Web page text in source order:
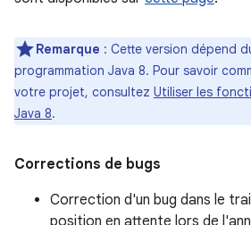
Remarque : Cette version dépend
programmation Java 8. Pour savoir
votre projet, consultez Utiliser les
Java 8.
Corrections de bugs
Correction d'un bug dans le
position en attente lors de